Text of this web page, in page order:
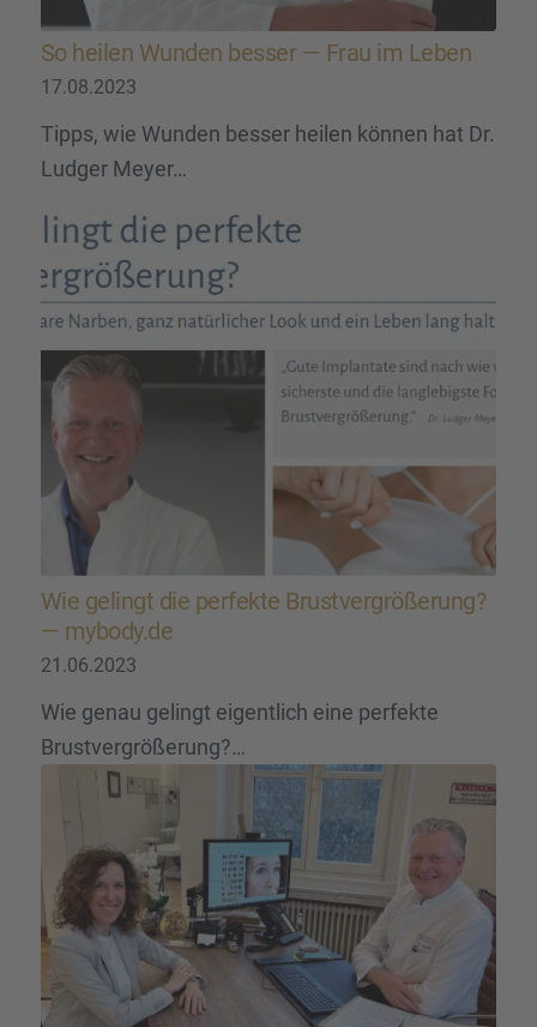
So heilen Wunden besser — Frau im Leben
17.08.2023
Tipps, wie Wunden besser heilen können hat Dr.
Ludger Meyer…
Wie gelingt die perfekte Brust­ver­grö­ße­rung?
— mybody.de
21.06.2023
Wie genau gelingt eigentlich eine perfekte
Brustvergrößerung?…